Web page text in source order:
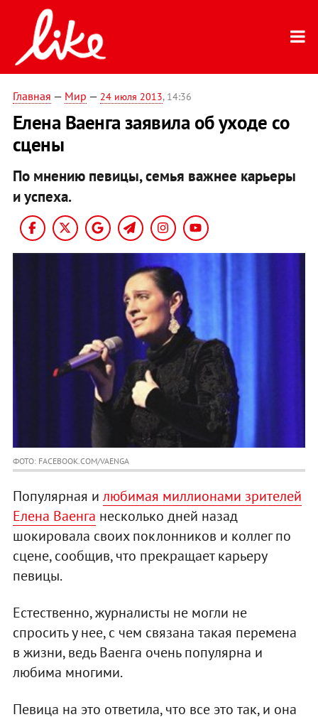
Главная — Мир — 24 июля 2013, 14:36
Елена Ваенга заявила об уходе со
сцены
По мнению певицы, семья важнее карьеры
и успеха.
ФОТО: FACEBOOK.COM/VAENGA
Популярная и любимая миллионами зрителей
Елена Ваенга несколько дней назад
шокировала своих поклонников и коллег по
сцене, сообщив, что прекращает карьеру
певицы.
Естественно, журналисты не могли не
спросить у нее, с чем связана такая перемена
в жизни, ведь Ваенга очень популярна и
любима многими.
Певица на это ответила, что все это так, и она